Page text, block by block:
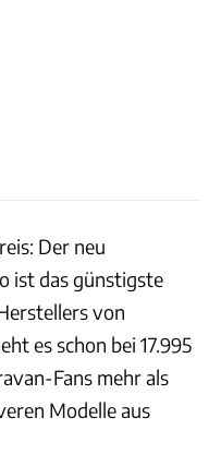
Der neu
ist das günstigste
von
es schon bei 17.995
Fans mehr als
Modelle aus